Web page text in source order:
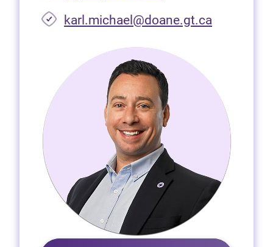
karl.michael@doane.gt.ca